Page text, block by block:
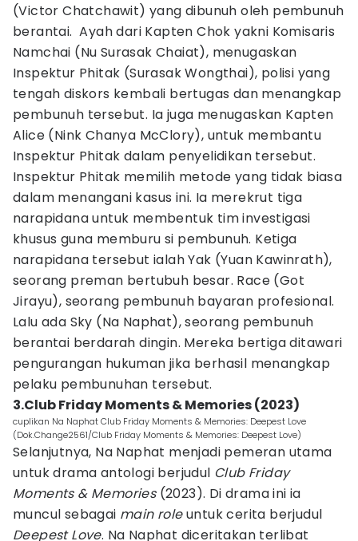
(Victor Chatchawit) yang dibunuh oleh pembunuh
berantai. Ayah dari Kapten Chok yakni Komisaris
Namchai (Nu Surasak Chaiat), menugaskan
Inspektur Phitak (Surasak Wongthai), polisi yang
tengah diskors kembali bertugas dan menangkap
pembunuh tersebut. Ia juga menugaskan Kapten
Alice (Nink Chanya McClory), untuk membantu
Inspektur Phitak dalam penyelidikan tersebut.
Inspektur Phitak memilih metode yang tidak biasa
dalam menangani kasus ini. Ia merekrut tiga
narapidana untuk membentuk tim investigasi
khusus guna memburu si pembunuh. Ketiga
narapidana tersebut ialah Yak (Yuan Kawinrath),
seorang preman bertubuh besar. Race (Got
Jirayu), seorang pembunuh bayaran profesional.
Lalu ada Sky (Na Naphat), seorang pembunuh
berantai berdarah dingin. Mereka bertiga ditawari
pengurangan hukuman jika berhasil menangkap
pelaku pembunuhan tersebut.
3.Club Friday Moments & Memories (2023)
cuplikan Na Naphat Club Friday Moments & Memories: Deepest Love
(Dok.Change2561/Club Friday Moments & Memories: Deepest Love)
Selanjutnya, Na Naphat menjadi pemeran utama
untuk drama antologi berjudul Club Friday
Moments & Memories(2023). Di drama ini ia
muncul sebagai main roleuntuk cerita berjudul
Deepest Love. Na Naphat diceritakan terlibat